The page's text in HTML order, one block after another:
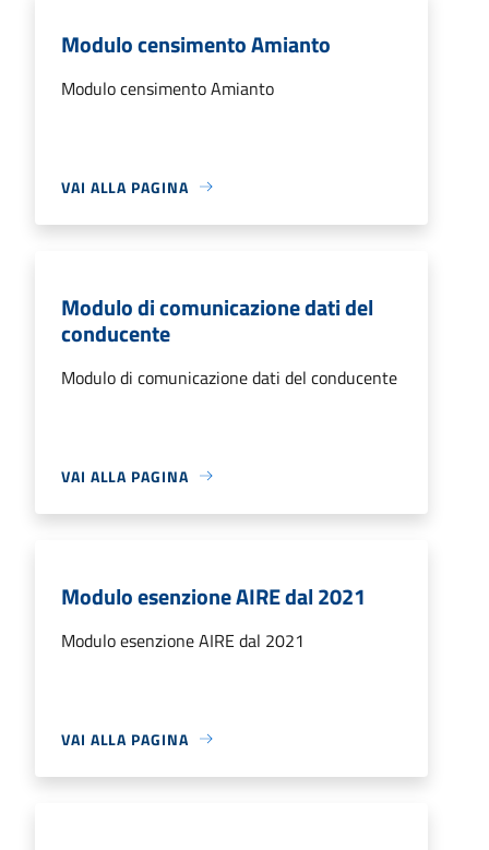
Modulo censimento Amianto
Modulo censimento Amianto
VAI ALLA PAGINA
Modulo di comunicazione dati del
conducente
Modulo di comunicazione dati del conducente
VAI ALLA PAGINA
Modulo esenzione AIRE dal 2021
Modulo esenzione AIRE dal 2021
VAI ALLA PAGINA